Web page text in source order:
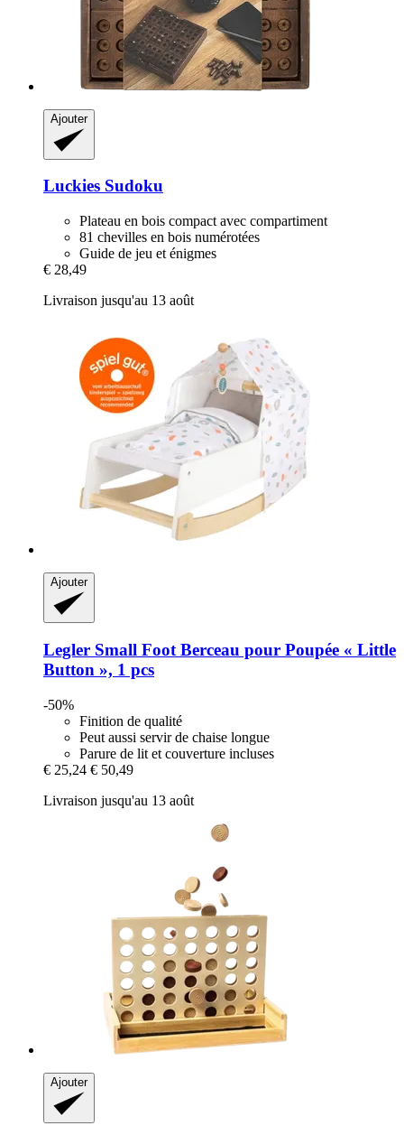
Ajouter
Luckies Sudoku
Plateau en bois compact avec compartiment
81 chevilles en bois numérotées
Guide de jeu et énigmes
€ 28,49
Livraison jusqu'au 13 août
Ajouter
Legler Small Foot Berceau pour Poupée « Little
Button », 1 pcs
-50%
Finition de qualité
Peut aussi servir de chaise longue
Parure de lit et couverture incluses
€ 25,24 € 50,49
Livraison jusqu'au 13 août
Ajouter